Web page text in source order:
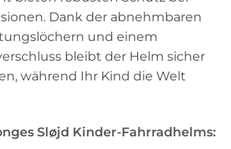
Dank der abnehmbaren
und einem
bleibt der Helm sicher
während Ihr Kind die Welt
Sløjd Kinder-Fahrradhelms: